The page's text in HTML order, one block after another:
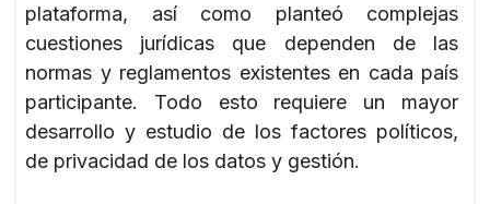
plataforma, así como planteó complejas
cuestiones jurídicas que dependen de las
normas y reglamentos existentes en cada país
participante. Todo esto requiere un mayor
desarrollo y estudio de los factores políticos,
de privacidad de los datos y gestión.